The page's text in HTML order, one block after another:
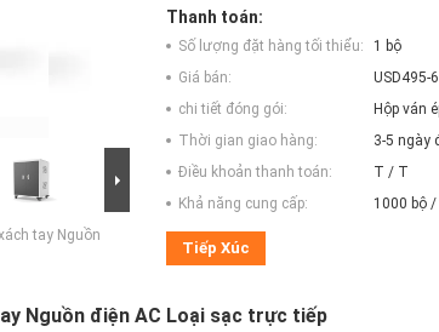
tay Nguồn
Thanh toán:
Số lượng đặt hàng tối thiểu:
1 bộ
Giá bán:
USD495-
chi tiết đóng gói:
Hộp ván
Thời gian giao hàng:
3-5 ngày
Điều khoản thanh toán:
T / T
Khả năng cung cấp:
1000 bộ
Tiếp Xúc
Nguồn điện AC Loại sạc trực tiếp